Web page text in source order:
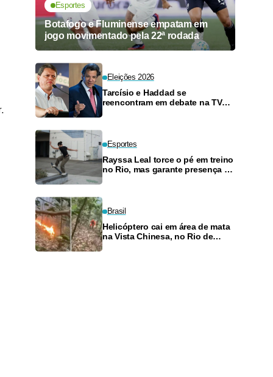
Esportes
Botafogo e Fluminense empatam em
jogo movimentado pela 22ª rodada
Eleições 2026
Tarcísio e Haddad se
reencontram em debate na TV
Esportes
Rayssa Leal torce o pé em treino
no Rio, mas garante presença no
Brasil
Helicóptero cai em área de mata
na Vista Chinesa, no Rio de